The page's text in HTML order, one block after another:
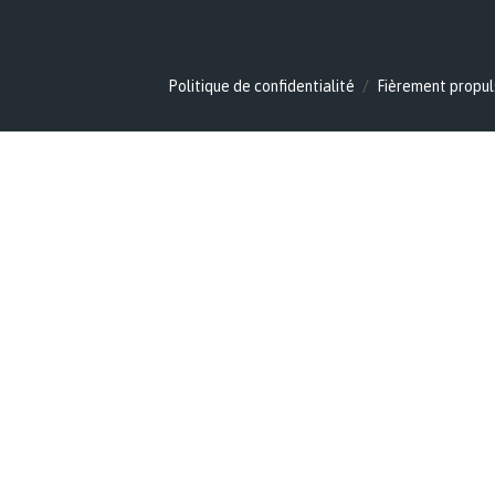
Politique de confidentialité Fièrement